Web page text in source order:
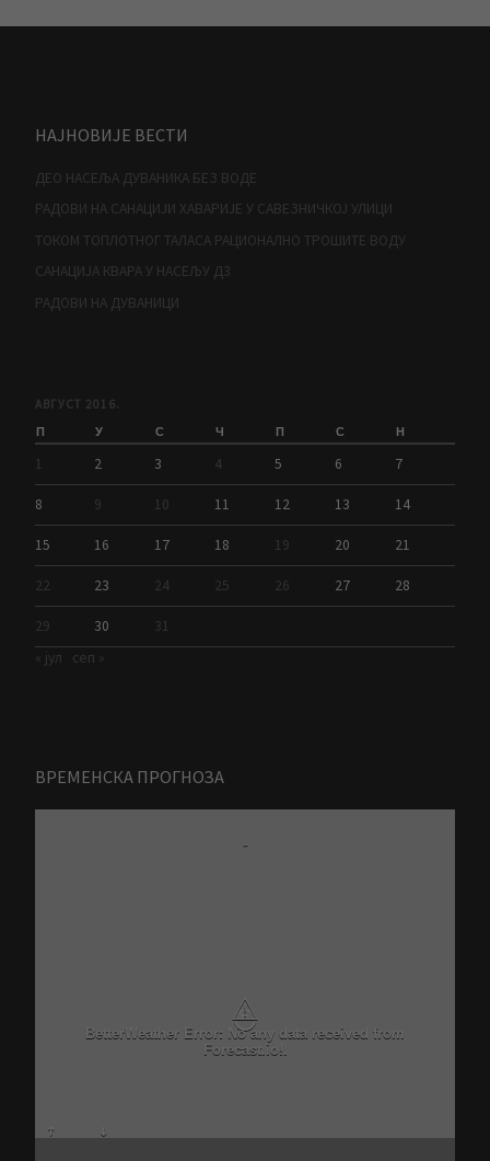
НАЈНОВИЈЕ ВЕСТИ
ДЕО НАСЕЉА ДУВАНИКА БЕЗ ВОДЕ
РАДОВИ НА САНАЦИЈИ ХАВАРИЈЕ У САВЕЗНИЧКОЈ УЛИЦИ
ТОКОМ ТОПЛОТНОГ ТАЛАСА РАЦИОНАЛНО ТРОШИТЕ ВОДУ
САНАЦИЈА КВАРА У НАСЕЉУ Д3
РАДОВИ НА ДУВАНИЦИ
АВГУСТ 2016.
П У С Ч П С Н
1 2 3 4 5 6 7
8 9 10 11 12 13 14
15 16 17 18 19 20 21
22 23 24 25 26 27 28
29 30
31
« јул
сеп »
ВРЕМЕНСКА ПРОГНОЗА
-
⚠
BetterWeather Error: No any data received from
Forecast.io!.